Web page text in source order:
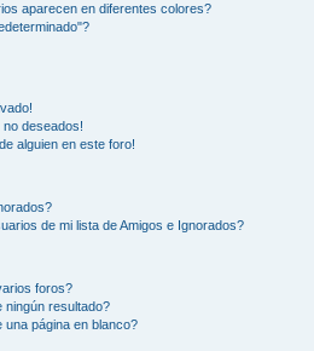
aparecen en diferentes colores?
no deseados!
alguien en este foro!
de mi lista de Amigos e Ignorados?
foros?
ningún resultado?
una página en blanco?